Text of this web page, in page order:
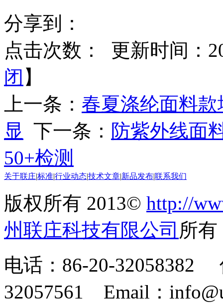
分享到：
点击次数：
更新时间：
闭 】
上一条： 春夏涤纶面料
显 下一条： 防紫外线面
50+检测
关于联庄标准行业动态技术文章 新品发布联系我们
版权所有 2013© http://
州联庄科技有限公司 所
电话：86-20-32058382
32057561 Email：